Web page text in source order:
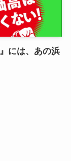
には、あの浜